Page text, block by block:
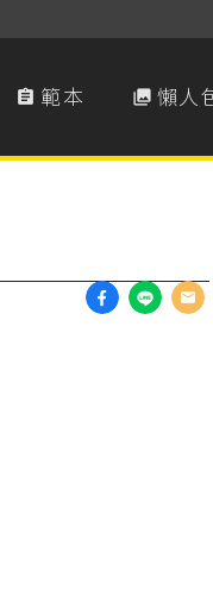
 範本  懶人